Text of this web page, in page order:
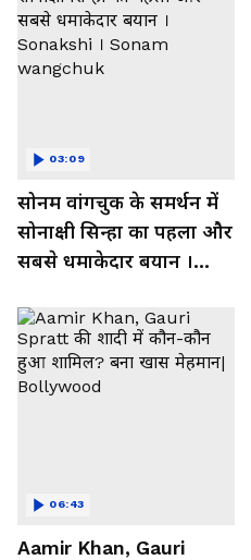
सोनम वांगचुक के समर्थन में
सोनाक्षी सिन्हा का पहला और
सबसे धमाकेदार बयान ।
wangchuk
03:09
Aamir Khan, Gauri
06:43